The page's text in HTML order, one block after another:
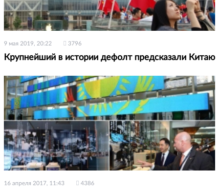
9 мая 2019, 20:22 3796
Крупнейший в истории дефолт предсказали Китаю
16 апреля 2017, 11:43 4386